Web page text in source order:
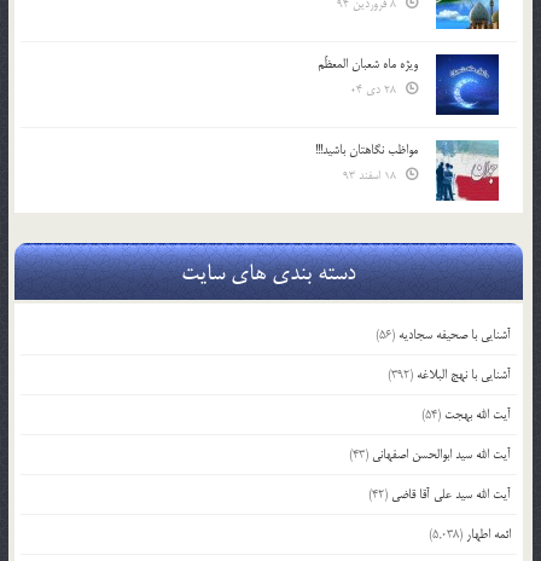
ویژه ماه شعبان المعظّم
مواظب نگاهتان باشید!!!
دسته بندی های سایت
آشنایی با صحیفه سجادیه (56)
آشنایی با نهج البلاغه (392)
آیت الله بهجت (54)
آیت الله سید ابوالحسن اصفهانی (43)
آیت الله سید علی آقا قاضی (42)
ائمه اطهار (5,038)